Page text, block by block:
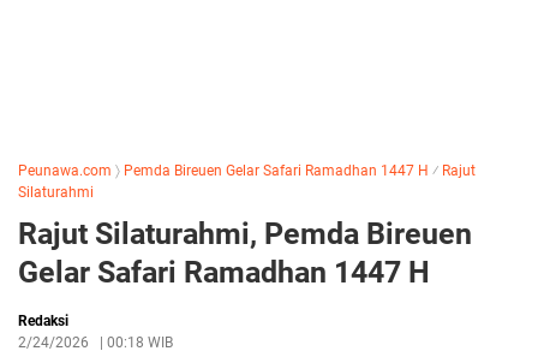
Peunawa.com 〉 Pemda Bireuen Gelar Safari Ramadhan 1447 H ⁄ Rajut
Silaturahmi
Rajut Silaturahmi, Pemda Bireuen
Gelar Safari Ramadhan 1447 H
Redaksi
2/24/2026
00:18 WIB